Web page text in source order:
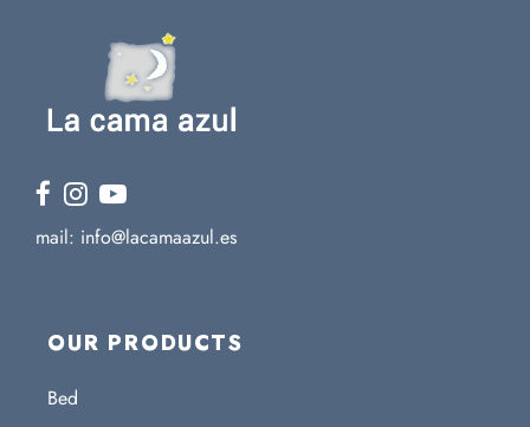
mail: info@lacamaazul.es
OUR PRODUCTS
Bed